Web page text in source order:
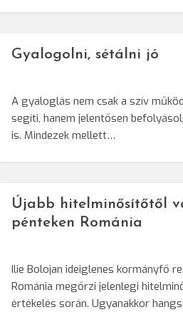
Gyalogolni, sétálni jó
A gyaloglás nem csak a szív
segíti, hanem jelentősen
is. Mindezek mellett…
Újabb hitelminősítőtől
pénteken Románia
Ilie Bolojan ideiglenes kormányfő
Románia megőrzi jelenlegi
értékelés során. Ugyanakkor